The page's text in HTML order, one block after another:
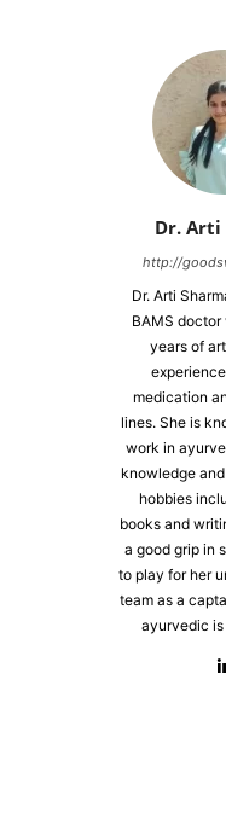
Dr. Arti
http://
Dr. Arti
BAMS
years of
medication
lines. She is
work in
knowledge
hobbies
books and
a good grip in
to play for her
team as a
ayurvedic